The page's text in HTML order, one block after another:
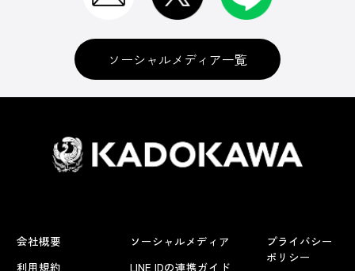
ソーシャルメディア一覧
会社概要
利用規約
ソーシャルメディア
LINE IDの連携ガイド
プライバシー
ポリシー